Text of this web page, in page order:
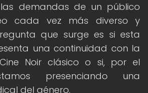
demandas de un público
cada vez más diverso y
que surge es si esta
una continuidad con la
Noir clásico o si, por el
presenciando una
del género.